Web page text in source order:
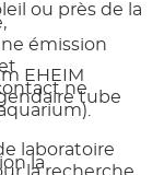
ou près de la
EHEIM
tube
la
émission
ne
laboratoire